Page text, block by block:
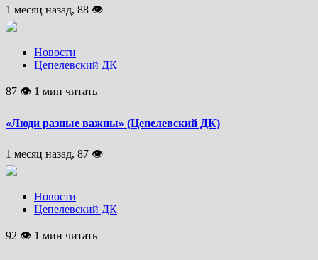
1 месяц назад, 88 👁
Новости
Цепелевский ДК
87 👁 1 мин читать
«Люди разные важны» (Цепелевский ДК)
1 месяц назад, 87 👁
Новости
Цепелевский ДК
92 👁 1 мин читать